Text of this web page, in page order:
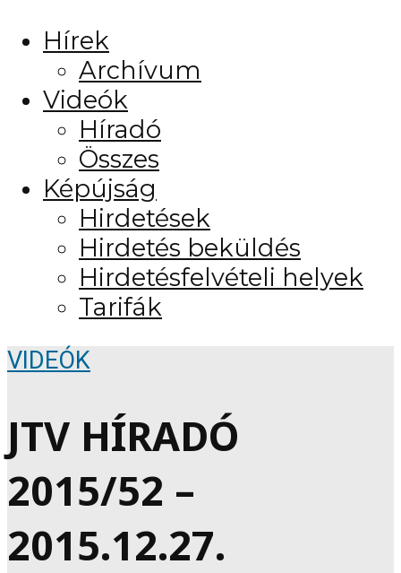
Hírek
Archívum
Videók
Híradó
Összes
Képújság
Hirdetések
Hirdetés beküldés
Hirdetésfelvételi helyek
Tarifák
VIDEÓK
JTV HÍRADÓ
2015/52 –
2015.12.27.